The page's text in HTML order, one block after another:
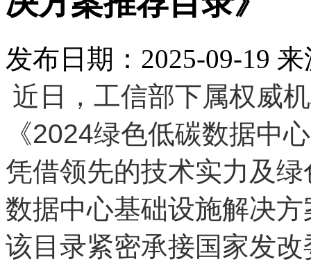
发布日期：2025-09-19 来
近日，工信部下属权威
《2024绿色低碳数据中
凭借领先的技术实力及
数据中心基础设施解决
该目录紧密承接国家发